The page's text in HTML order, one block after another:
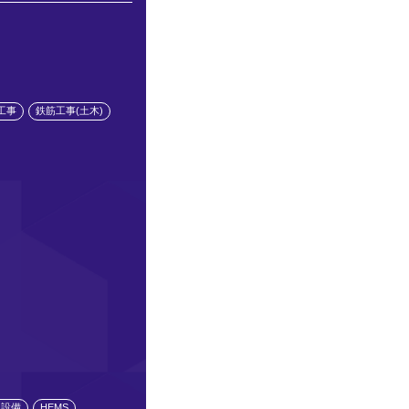
事 鉄筋工事(土木)
備 HEMS